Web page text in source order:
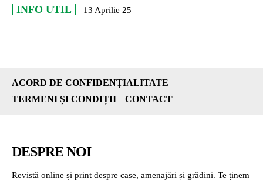
INFO UTIL 13 Aprilie 25
ACORD DE CONFIDENȚIALITATE
TERMENI ȘI CONDIȚII
CONTACT
DESPRE NOI
Revistă online și print despre case, amenajări și grădini. Te ținem